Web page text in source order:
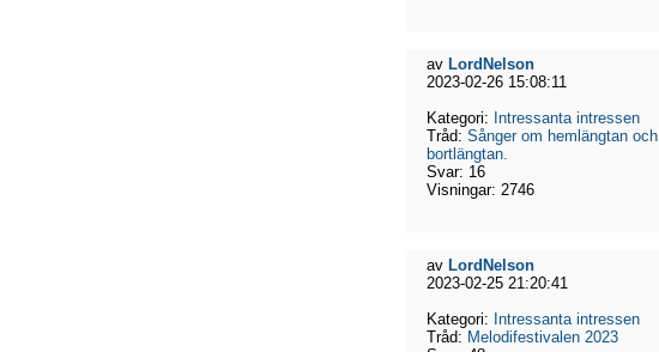
av LordNelson
2023-02-26 15:08:11
Kategori: Intressanta intressen
Tråd: Sånger om hemlängtan och
bortlängtan.
Svar: 16
Visningar: 2746
av LordNelson
2023-02-25 21:20:41
Kategori: Intressanta intressen
Tråd: Melodifestivalen 2023